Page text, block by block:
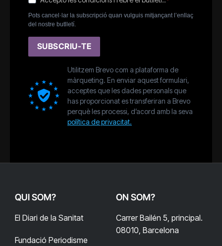
Pots cancel·lar la subscripció quan vulguis mitjançant l’enllaç
del nostre butlletí.
SUBSCRIU-TE
Utilitzem Brevo com a plataforma de
màrqueting. En enviar aquest formulari,
acceptes que les dades personals que
has proporcionat es transferiran a Brevo
perquè les processi, d’acord amb la seva
política de privacitat.
QUI SOM?
El Diari de la Sanitat
Fundació Periodisme
ON SOM?
Carrer Bailén 5, principal.
08010, Barcelona